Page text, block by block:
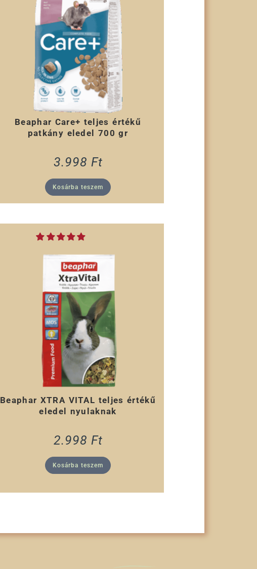
Beaphar Care+ teljes értékű
patkány eledel 700 gr
3.998 Ft
Kosárba teszem
Beaphar XTRA VITAL teljes értékű
eledel nyulaknak
2.998 Ft
Kosárba teszem